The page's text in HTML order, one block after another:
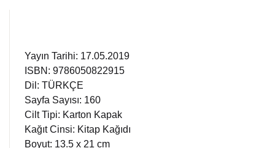
Yayın Tarihi: 17.05.2019
ISBN: 9786050822915
Dil: TÜRKÇE
Sayfa Sayısı: 160
Cilt Tipi: Karton Kapak
Kağıt Cinsi: Kitap Kağıdı
Boyut: 13.5 x 21 cm